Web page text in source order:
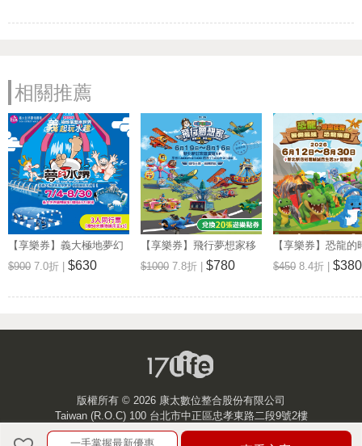
相關推薦
【享樂券】義大極地夢幻
水世界★3人同行票【贈
50元購物抵用金x3】
$900 7.0折 | $630
【享樂券】飛行夢想家移
動FUN樂園-新莊宏匯廣場
★兌換20張遊樂點券
$1000 7.8折 | $780
【享樂券】恐龍的
務主題樂園-新店
親子票1大1小
$450 8.4折 | $380
一手掌握最新優惠
版權所有 © 2026 康太數位整合股份有限公司
Taiwan (R.O.C) 100 台北市中正區忠孝東路二段9號2樓